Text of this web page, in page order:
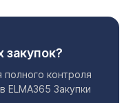
закупок?
контроля
Закупки